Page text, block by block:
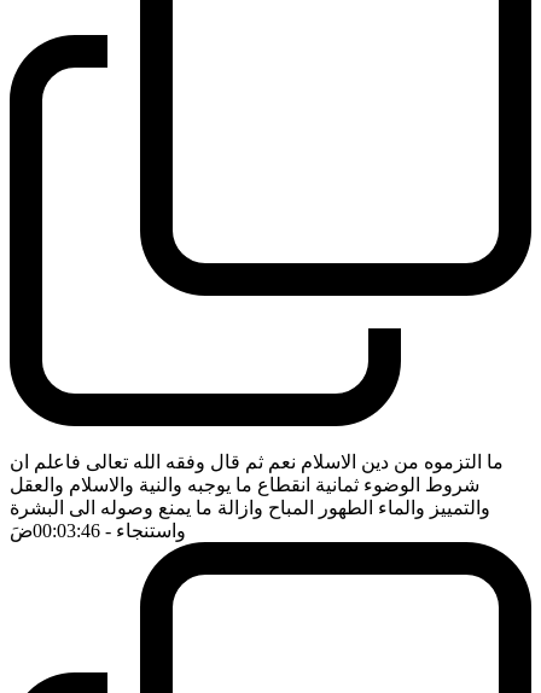
ما التزموه من دين الاسلام نعم ثم قال وفقه الله تعالى فاعلم ان
شروط الوضوء ثمانية انقطاع ما يوجبه والنية والاسلام والعقل
والتمييز والماء الطهور المباح وازالة ما يمنع وصوله الى البشرة
واستنجاء - 00:03:46 ضَ